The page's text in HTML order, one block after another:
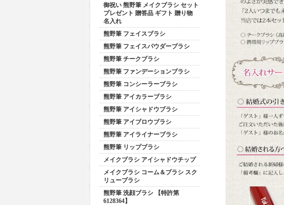
御祝い 熊野筆 メイクブラシ セット
プレゼント 贈答品 ギフト 贈り物
名入れ
熊野筆 フェイスブラシ
熊野筆 フェイスパウダーブラシ
熊野筆 チークブラシ
熊野筆 ファンデーションブラシ
熊野筆 コンシーラーブラシ
熊野筆 アイカラーブラシ
熊野筆 アイシャドウブラシ
熊野筆 アイブロウブラシ
熊野筆 アイライナーブラシ
熊野筆 リップブラシ
メイクブラシ アイシャドウチップ
メイクブラシ コーム＆ブラシ スク
リューブラシ
熊野筆 洗顔ブラシ 【特許第
6128364】